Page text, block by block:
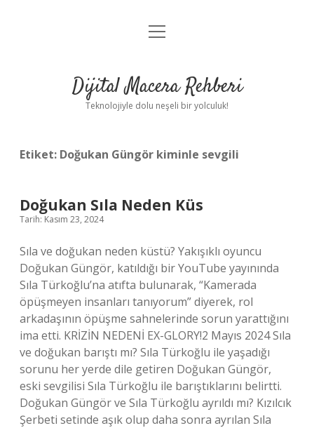
Anasayfa
Yasal Uyarı
menüyü
Dijital Macera Rehberi
Teknolojiyle dolu neşeli bir yolculuk!
Etiket: Doğukan Güngör kiminle sevgili
Doğukan Sıla Neden Küs
Tarih: Kasım 23, 2024
Sıla ve doğukan neden küstü? Yakışıklı oyuncu
Doğukan Güngör, katıldığı bir YouTube yayınında
Sıla Türkoğlu’na atıfta bulunarak, “Kamerada
öpüşmeyen insanları tanıyorum” diyerek, rol
arkadaşının öpüşme sahnelerinde sorun yarattığını
ima etti. KRİZİN NEDENİ EX-GLORY!2 Mayıs 2024 Sıla
ve doğukan barıştı mı? Sıla Türkoğlu ile yaşadığı
sorunu her yerde dile getiren Doğukan Güngör,
eski sevgilisi Sıla Türkoğlu ile barıştıklarını belirtti.
Doğukan Güngör ve Sıla Türkoğlu ayrıldı mı? Kızılcık
Şerbeti setinde aşık olup daha sonra ayrılan Sıla